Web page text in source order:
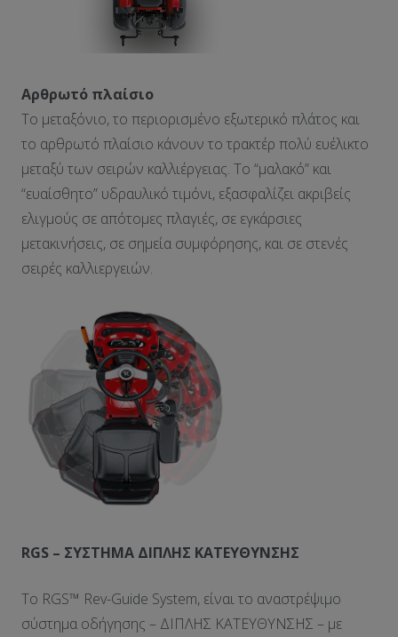
Αρθρωτό πλαίσιο
Το μεταξόνιο, το περιορισμένο εξωτερικό πλάτος και
το αρθρωτό πλαίσιο κάνουν το τρακτέρ πολύ ευέλικτο
μεταξύ των σειρών καλλιέργειας. Το “μαλακό” και
“ευαίσθητο” υδραυλικό τιμόνι, εξασφαλίζει ακριβείς
ελιγμούς σε απότομες πλαγιές, σε εγκάρσιες
μετακινήσεις, σε σημεία συμφόρησης, και σε στενές
σειρές καλλιεργειών.
RGS – ΣΥΣΤΗΜΑ ΔΙΠΛΗΣ ΚΑΤΕΥΘΥΝΣΗΣ
Το RGS™ Rev-Guide System, είναι το αναστρέψιμο
σύστημα οδήγησης – ΔΙΠΛΗΣ ΚΑΤΕΥΘΥΝΣΗΣ – με